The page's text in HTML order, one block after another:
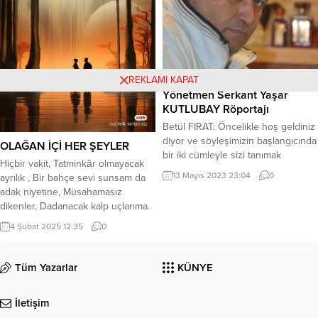
navruz gülüşünle çıkıp...
OLAĞAN İÇİ HER ŞEYLER
Hiçbir vakit, Tatminkâr olmayacak
ayrılık , Bir bahçe sevi sunsam da
adak niyetine, Müsahamasız
dikenler, Dadanacak kalp uçlarıma.
Hülasa; yıkıklık! Yine de Direnç
içindeyim her şartta ben, Ölümlü
Hafızamda kavi bir akkor, Ne zırh
kâr eder ne kalkan Ruhumda bir
denli...
4 Şubat 2025 12:35 0
Yönetmen Serkant Yaşar
KUTLUBAY Röportajı
Betül FIRAT: Öncelikle hoş geldiniz
diyor ve söyleşimizin başlangıcında
bir iki cümleyle sizi tanımak
istiyoruz. Serkant Yaşar
KUTLUBAY Kimdir? Serkant Yaşar
ve ne kadar zamandır
13 Mayıs 2023 23:04 0
Tüm Yazarlar KÜNYE
İletişim
REKLAMI KAPAT